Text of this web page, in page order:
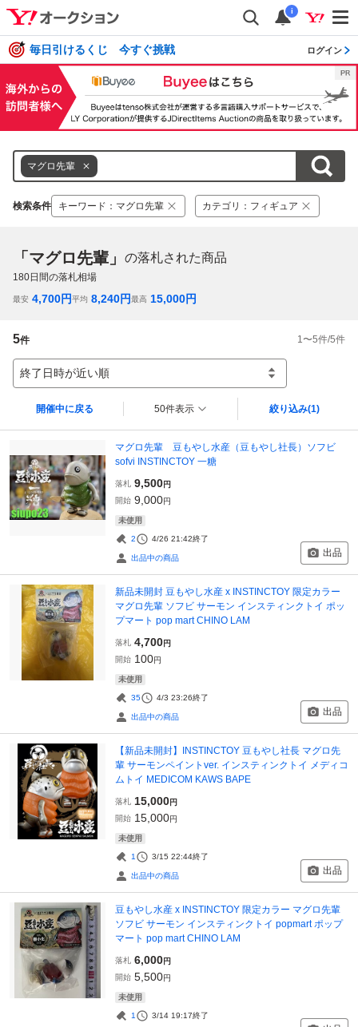
i
毎日引けるくじ 今すぐ挑戦 ログイン
マグロ先輩
検索条件 キーワード ： マグロ先輩 カテゴリ ： フィギュア
「マグロ先輩」 の落札された商品
180日間の落札相場
最安 4,700円平均 8,240円最高 15,000円
5件 1 〜5件/5件
終了日時が近い順
開催中に戻る 50件表示 絞り込み(1)
マグロ先輩 豆もやし水産（豆もやし社長）ソフビ
sofvi INSTINCTOY 一糖
落札 9,500円
開始 9,000円
未使用
2 4/26 21:42終了
出品中の商品 出品
新品未開封 豆もやし水産 x INSTINCTOY 限定カラー
マグロ先輩 ソフビ サーモン インスティンクトイ ポッ
プマート pop mart CHINO LAM
落札 4,700円
開始 100円
未使用
35 4/3 23:26終了
出品中の商品 出品
【新品未開封】INSTINCTOY 豆もやし社長 マグロ先
輩 サーモンペイントver. インスティンクトイ メディコ
ムトイ MEDICOM KAWS BAPE
落札 15,000円
開始 15,000円
未使用
1 3/15 22:44終了
出品中の商品 出品
豆もやし水産 x INSTINCTOY 限定カラー マグロ先輩
ソフビ サーモン インスティンクトイ popmart ポップ
マート pop mart CHINO LAM
落札 6,000円
開始 5,500円
未使用
1 3/14 19:17終了